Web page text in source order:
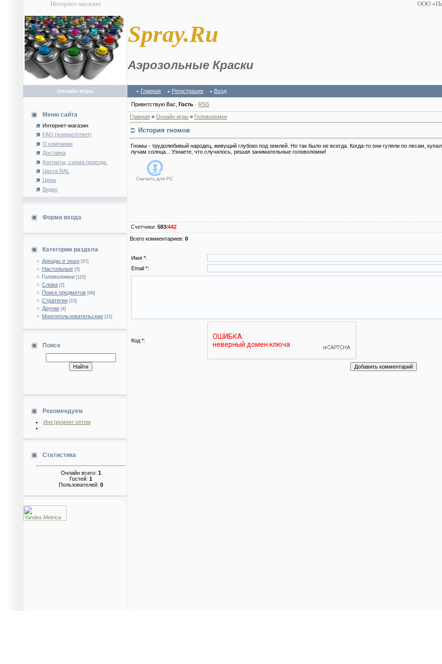
Интернет-магазин ООО
Spray.Ru
Аэрозольные Краски
Онлайн игры Главная Регистрация Вход
Меню сайта
Интернет-магазин
FAQ (вопрос/ответ)
О компании
Доставка
Контакты, схема проезда.
Цвета RAL
Цены
Видео
Форма входа
Категории раздела
Аркады и экшн [67]
Настольные [5]
Головоломки [115]
Слова [2]
Поиск предметов [68]
Стратегии [15]
Другие [4]
Многопользовательские [21]
Поиск
Рекомендуем
Инструмент оптом
Статистика
Онлайн всего: 1
Гостей: 1
Пользователей: 0
Приветствую Вас Гость · RSS
Главная » Онлайн игры » Головоломки
История гномов
Гномы - трудолюбивый народец, живущий глубоко под землей. Но так было не всегда. Когда-то они гуляли по лесам,
лучам солнца... Узнаете, что случилось, решая занимательные головоломки!
Скачать для PC
Счетчики: 583/442
Всего комментариев: 0
Имя *:
Email *:
Код *: